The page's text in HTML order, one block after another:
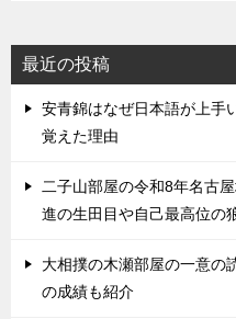
最近の投稿
安青錦はなぜ日本語が上手
覚えた理由
二子山部屋の令和8年名古
進の生田目や自己最高位の
大相撲の木瀬部屋の一意の
の成績も紹介